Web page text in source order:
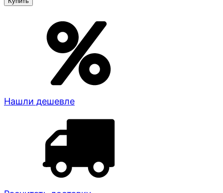
Нашли дешевле